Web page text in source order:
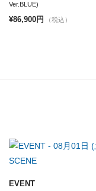
Ver.BLUE)
¥86,900円 （税込）
EVENT